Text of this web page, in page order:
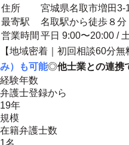
住所
宮城県名取市増田3-
最寄駅
名取駅から徒歩８分
営業時間 平日 9:00〜20:00 /
【地域密着 ｜初回相談60分
み）も可能◎他士業との連携
経験年数
弁護士登録から
19年
規模
在籍弁護士数
1名